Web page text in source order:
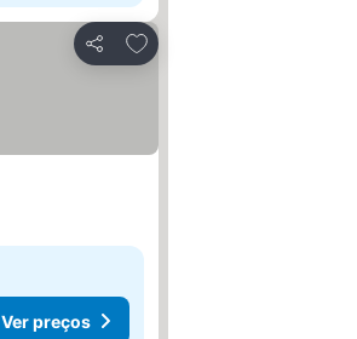
Partilhar
Adicionar aos favoritos
Ver preços